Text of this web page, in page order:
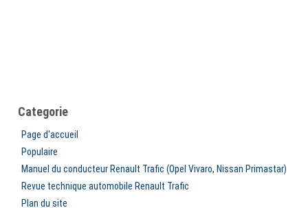
Categorie
Page d'accueil
Populaire
Manuel du conducteur Renault Trafic (Opel Vivaro, Nissan Primastar)
Revue technique automobile Renault Trafic
Plan du site